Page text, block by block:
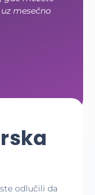
mesečno
odlučili da